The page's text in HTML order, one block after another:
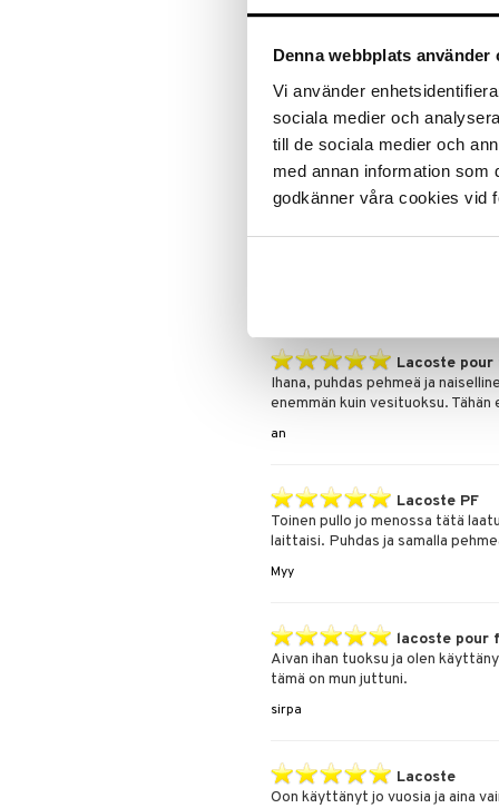
Denna webbplats använder
Vi använder
sociala medier och
till de sociala medier och
med annan information som
godkänner våra cookies vid
sah
Lacoste pour
Tämä suosikki tuoksuni löytyi
kranttu tuoksujen suhteen
vuoden jälkeenkin!
Naksu
Lacoste pour
Ihana, puhdas pehmeä ja
enemmän kuin vesituoksu. Tähän
an
Lacoste PF
Toinen pullo jo menossa tätä
laittaisi. Puhdas ja samalla
Myy
lacoste pour
Aivan ihan tuoksu ja olen
tämä on mun juttuni.
sirpa
Lacoste
Oon käyttänyt jo vuosia ja aina